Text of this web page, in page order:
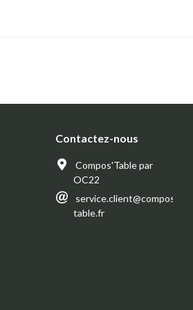
Contactez-nous
Compos'Table par
OC22
service.client@compos-
table.fr